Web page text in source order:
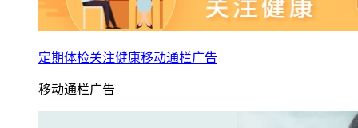
定期体检关注健康移动通栏广告
移动通栏广告